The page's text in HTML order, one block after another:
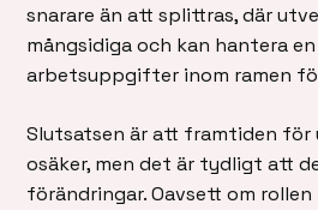
snarare än att splittras, där
mångsidiga och kan hantera
arbetsuppgifter inom ramen
Slutsatsen är att framtiden för
osäker, men det är tydligt att
förändringar. Oavsett om